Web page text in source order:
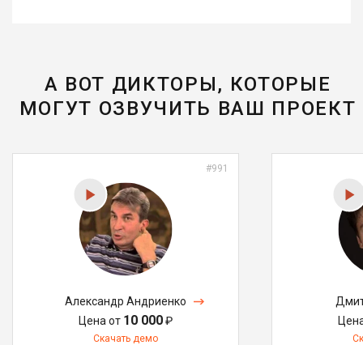
А ВОТ ДИКТОРЫ, КОТОРЫЕ
МОГУТ ОЗВУЧИТЬ ВАШ ПРОЕКТ
#991
Александр Андриенко
Цена от 10 000₽
Скачать демо